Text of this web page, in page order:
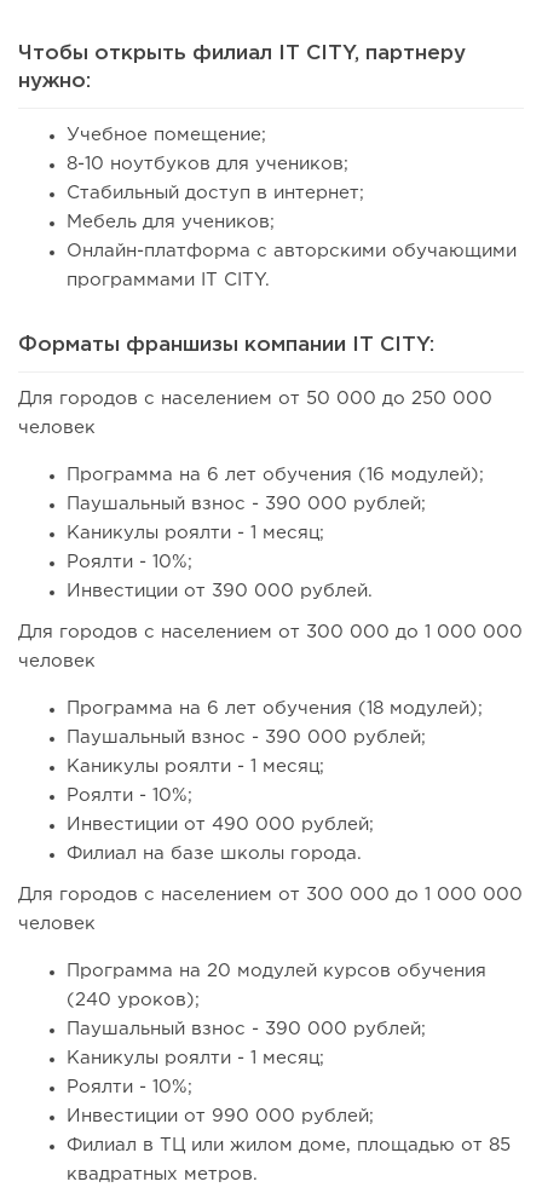
Чтобы открыть филиал IT CITY, партнеру
нужно:
Учебное помещение;
8-10 ноутбуков для учеников;
Стабильный доступ в интернет;
Мебель для учеников;
Онлайн-платформа с авторскими обучающими
программами IT CITY.
Форматы франшизы компании IT CITY:
Для городов с населением от 50 000 до 250 000
человек
Программа на 6 лет обучения (16 модулей);
Паушальный взнос - 390 000 рублей;
Каникулы роялти - 1 месяц;
Роялти - 10%;
Инвестиции от 390 000 рублей.
Для городов с населением от 300 000 до 1 000 000
человек
Программа на 6 лет обучения (18 модулей);
Паушальный взнос - 390 000 рублей;
Каникулы роялти - 1 месяц;
Роялти - 10%;
Инвестиции от 490 000 рублей;
Филиал на базе школы города.
Для городов с населением от 300 000 до 1 000 000
человек
Программа на 20 модулей курсов обучения
(240 уроков);
Паушальный взнос - 390 000 рублей;
Каникулы роялти - 1 месяц;
Роялти - 10%;
Инвестиции от 990 000 рублей;
Филиал в ТЦ или жилом доме, площадью от 85
квадратных метров.